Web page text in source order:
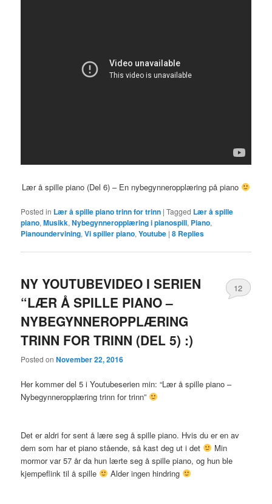
Lær å spille piano (Del 6) – En nybegynneropplæring på piano
Posted in Lær å spille piano trinn for trinn |Tagged Lær å spille
piano,Musikk,Nybegynneropplæring i pianospill, Piano,
Pianoundervining,Vi spiller piano,Youtube |8 Replies
NY YOUTUBEVIDEO I SERIEN
“LÆR Å SPILLE PIANO –
NYBEGYNNEROPPLÆRING
TRINN FOR TRINN (DEL 5) :)
Posted onNovember 22, 2016
12
Her kommer del 5 i Youtubeserien min: “Lær å spille piano –
Nybegynneropplæring trinn for trinn”
Det er aldri for sent å lære seg å spille piano. Hvis du er en av
dem som har et piano stående, så kast deg ut i det
Min
mormor var 57 år da hun lærte seg å spille piano, og hun ble
kjempeflink til å spille
Alder ingen hindring